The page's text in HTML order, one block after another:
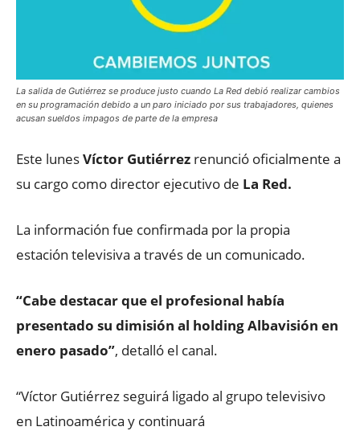
La salida de Gutiérrez se produce justo cuando La Red debió realizar cambios
en su programación debido a un paro iniciado por sus trabajadores, quienes
acusan sueldos impagos de parte de la empresa
Este lunesVíctor Gutiérrez renunció oficialmente a
su cargo como director ejecutivo de La Red.
La información fue confirmada por la propia
estación televisiva a través de un comunicado.
“Cabe destacar que el profesional había
presentado su dimisión al holding Albavisión en
enero pasado”, detalló el canal.
“Víctor Gutiérrez seguirá ligado al grupo televisivo
en Latinoamérica y continuará